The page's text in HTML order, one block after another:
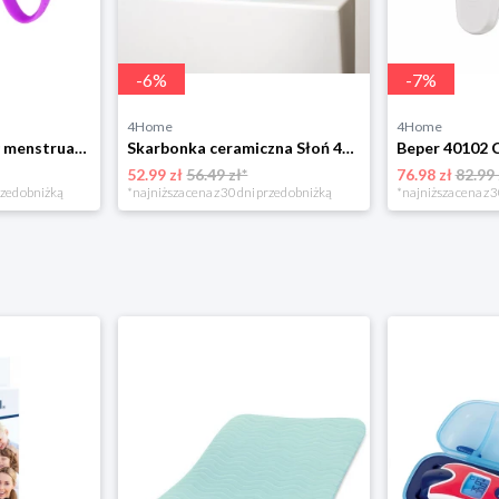
Zestaw kubeczków menstruacyjnych, 2 szt. 4-Home
obniżką
-6%
4Home
Skarbonka ceramiczna Słoń 4-Home
52.99 zł56.49 zł*
*najniższa cena z 30 dni przed obniżką
-7%
4Home
76.98 zł82.99
*najniższa cena z